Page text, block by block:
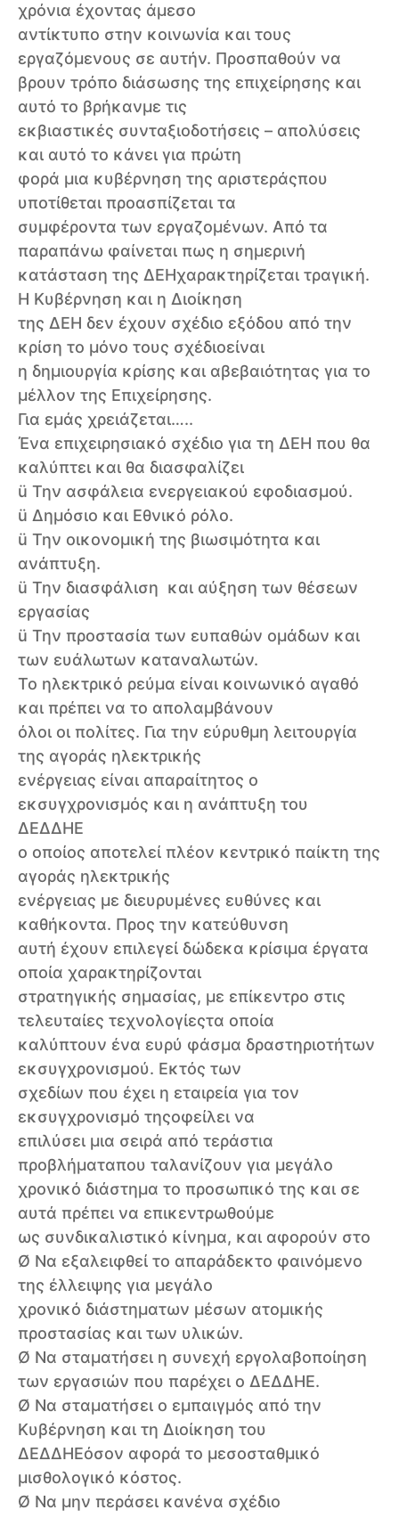
χρόνια έχοντας άμεσο
αντίκτυπο στην κοινωνία και τους
εργαζόμενους σε αυτήν. Προσπαθούν να
βρουν τρόπο διάσωσης της επιχείρησης και
αυτό το βρήκανμε τις
εκβιαστικές συνταξιοδοτήσεις – απολύσεις
και αυτό το κάνει για πρώτη
φορά μια κυβέρνηση της αριστεράςπου
υποτίθεται προασπίζεται τα
συμφέροντα των εργαζομένων. Από τα
παραπάνω φαίνεται πως η σημερινή
κατάσταση της ΔΕΗχαρακτηρίζεται τραγική.
Η Κυβέρνηση και η Διοίκηση
της ΔΕΗ δεν έχουν σχέδιο εξόδου από την
κρίση το μόνο τους σχέδιοείναι
η δημιουργία κρίσης και αβεβαιότητας για το
μέλλον της Επιχείρησης.
Για εμάς χρειάζεται…..
Ένα επιχειρησιακό σχέδιο για τη ΔΕΗ που θα
καλύπτει και θα διασφαλίζει
ü Την ασφάλεια ενεργειακού εφοδιασμού.
ü Δημόσιο και Εθνικό ρόλο.
ü Την οικονομική της βιωσιμότητα και
ανάπτυξη.
ü Την διασφάλιση και αύξηση των θέσεων
εργασίας
ü Την προστασία των ευπαθών ομάδων και
των ευάλωτων καταναλωτών.
Το ηλεκτρικό ρεύμα είναι κοινωνικό αγαθό
και πρέπει να το απολαμβάνουν
όλοι οι πολίτες. Για την εύρυθμη λειτουργία
της αγοράς ηλεκτρικής
ενέργειας είναι απαραίτητος ο
εκσυγχρονισμός και η ανάπτυξη του
ΔΕΔΔΗΕ
ο οποίος αποτελεί πλέον κεντρικό παίκτη της
αγοράς ηλεκτρικής
ενέργειας με διευρυμένες ευθύνες και
καθήκοντα. Προς την κατεύθυνση
αυτή έχουν επιλεγεί δώδεκα κρίσιμα έργατα
οποία χαρακτηρίζονται
στρατηγικής σημασίας, με επίκεντρο στις
τελευταίες τεχνολογίεςτα οποία
καλύπτουν ένα ευρύ φάσμα δραστηριοτήτων
εκσυγχρονισμού. Εκτός των
σχεδίων που έχει η εταιρεία για τον
εκσυγχρονισμό τηςοφείλει να
επιλύσει μια σειρά από τεράστια
προβλήματαπου ταλανίζουν για μεγάλο
χρονικό διάστημα το προσωπικό της και σε
αυτά πρέπει να επικεντρωθούμε
ως συνδικαλιστικό κίνημα, και αφορούν στο
Ø Να εξαλειφθεί το απαράδεκτο φαινόμενο
της έλλειψης για μεγάλο
χρονικό διάστηματων μέσων ατομικής
προστασίας και των υλικών.
Ø Να σταματήσει η συνεχή εργολαβοποίηση
των εργασιών που παρέχει ο ΔΕΔΔΗΕ.
Ø Να σταματήσει ο εμπαιγμός από την
Κυβέρνηση και τη Διοίκηση του
ΔΕΔΔΗΕόσον αφορά το μεσοσταθμικό
μισθολογικό κόστος.
Ø Να μην περάσει κανένα σχέδιο